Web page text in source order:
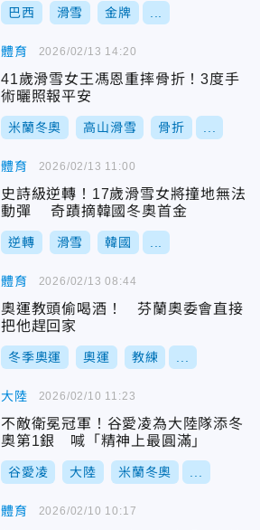
巴西 滑雪 金牌
體育
41歲滑雪女王馮恩重摔骨折！3度手
術曬照報平安
米蘭冬奧 高山滑雪 骨折
2026/02/13 14:20
體育
史詩級逆轉！17歲滑雪女將撞地無法
動彈 奇蹟摘韓國冬奧首金
逆轉 滑雪 韓國
2026/02/13 11:00
體育
奧運教頭偷喝酒！ 芬蘭奧委會直接
把他趕回家
冬季奧運 奧運 教練
2026/02/13 08:44
大陸
不敵衛冕冠軍！谷愛凌為大陸隊添冬
奧第1銀 喊「精神上最圓滿」
谷愛凌 大陸 米蘭冬奧
2026/02/10 11:23
體育 2026/02/10 10:17